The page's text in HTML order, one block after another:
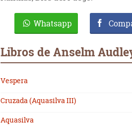
Whatsapp
Libros de Anselm
Vespera
Cruzada (Aquasilva III)
Aquasilva